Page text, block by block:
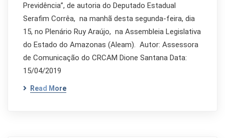
Previdência”, de autoria do Deputado Estadual
Serafim Corrêa, na manhã desta segunda-feira, dia
15, no Plenário Ruy Araújo, na Assembleia Legislativa
do Estado do Amazonas (Aleam). Autor: Assessora
de Comunicação do CRCAM Dione Santana Data:
15/04/2019
Read More